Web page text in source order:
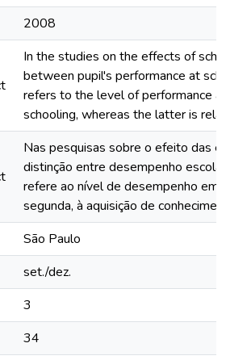
2008
In the studies on the effects of
between pupil's performance at
refers to the level of performance
schooling, whereas the latter is
Nas pesquisas sobre o efeito das
distinção entre desempenho
refere ao nível de desempenho em
segunda, à aquisição de
São Paulo
set./dez.
3
34